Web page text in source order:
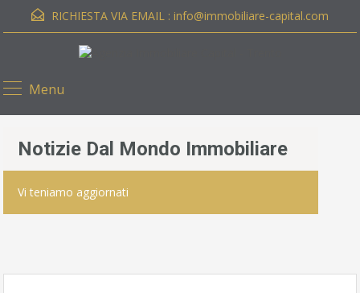
RICHIESTA VIA EMAIL : info@immobiliare-capital.com
Menu
Notizie Dal Mondo Immobiliare
Vi teniamo aggiornati